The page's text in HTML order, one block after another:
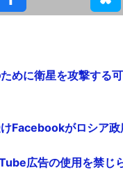
めに衛星を攻撃する
Facebookがロシア
広告の使用を禁じ